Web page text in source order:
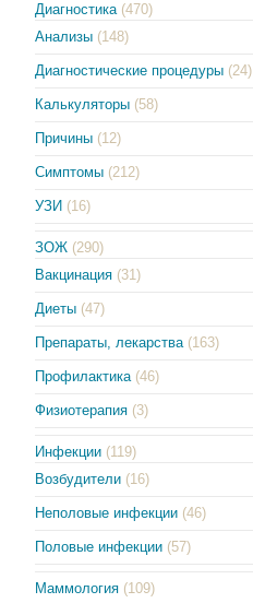
Диагностика (470)
Анализы (148)
Диагностические процедуры (24)
Калькуляторы (58)
Причины (12)
Симптомы (212)
УЗИ (16)
ЗОЖ (290)
Вакцинация (31)
Диеты (47)
Препараты, лекарства (163)
Профилактика (46)
Физиотерапия (3)
Инфекции (119)
Возбудители (16)
Неполовые инфекции (46)
Половые инфекции (57)
Маммология (109)